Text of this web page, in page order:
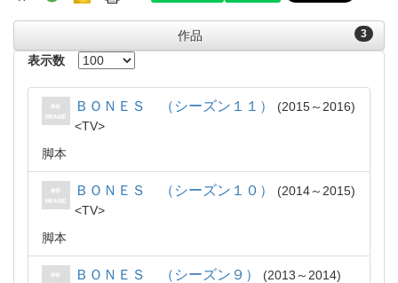
3
作品
表示数
ＢＯＮＥＳ （シーズン１１）
2015～2016
TV
脚本
ＢＯＮＥＳ （シーズン１０）
2014～2015
TV
脚本
ＢＯＮＥＳ （シーズン９）
2013～2014